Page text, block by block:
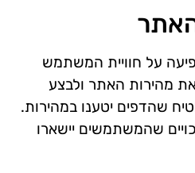
על חוויית המשתמש
את מהירות האתר ולבצע
שהדפים יטענו במהירות.
שהמשתמשים יישארו